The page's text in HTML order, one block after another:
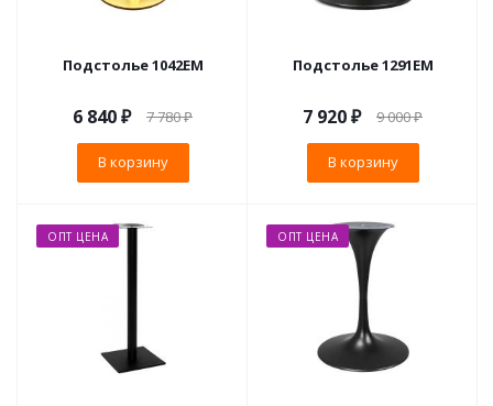
Подстолье 1042EM
6 840₽ 7 780₽
В корзину
Подстолье 1291EM
7 920₽ 9 000₽
В корзину
ОПТ ЦЕНА ОПТ ЦЕНА